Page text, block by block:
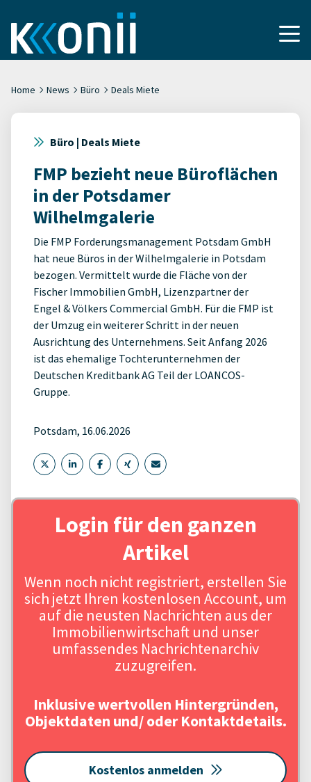
Home News Büro Deals Miete
Büro | Deals Miete
FMP bezieht neue Büroflächen
in der Potsdamer
Wilhelmgalerie
Die FMP Forderungsmanagement Potsdam GmbH
hat neue Büros in der Wilhelmgalerie in Potsdam
bezogen. Vermittelt wurde die Fläche von der
Fischer Immobilien GmbH, Lizenzpartner der
Engel & Völkers Commercial GmbH. Für die FMP ist
der Umzug ein weiterer Schritt in der neuen
Ausrichtung des Unternehmens. Seit Anfang 2026
ist das ehemalige Tochterunternehmen der
Deutschen Kreditbank AG Teil der LOANCOS-
Gruppe.
Potsdam, 16.06.2026
Login für den ganzen
Artikel
Wenn noch nicht registriert, erstellen Sie
sich jetzt Ihren kostenlosen Account, um
auf die neusten Nachrichten aus der
Immobilienwirtschaft und unser
umfassendes Nachrichtenarchiv
zuzugreifen.
Inklusive wertvollen Hintergründen,
Objektdaten und/ oder Kontaktdetails.
Kostenlos anmelden